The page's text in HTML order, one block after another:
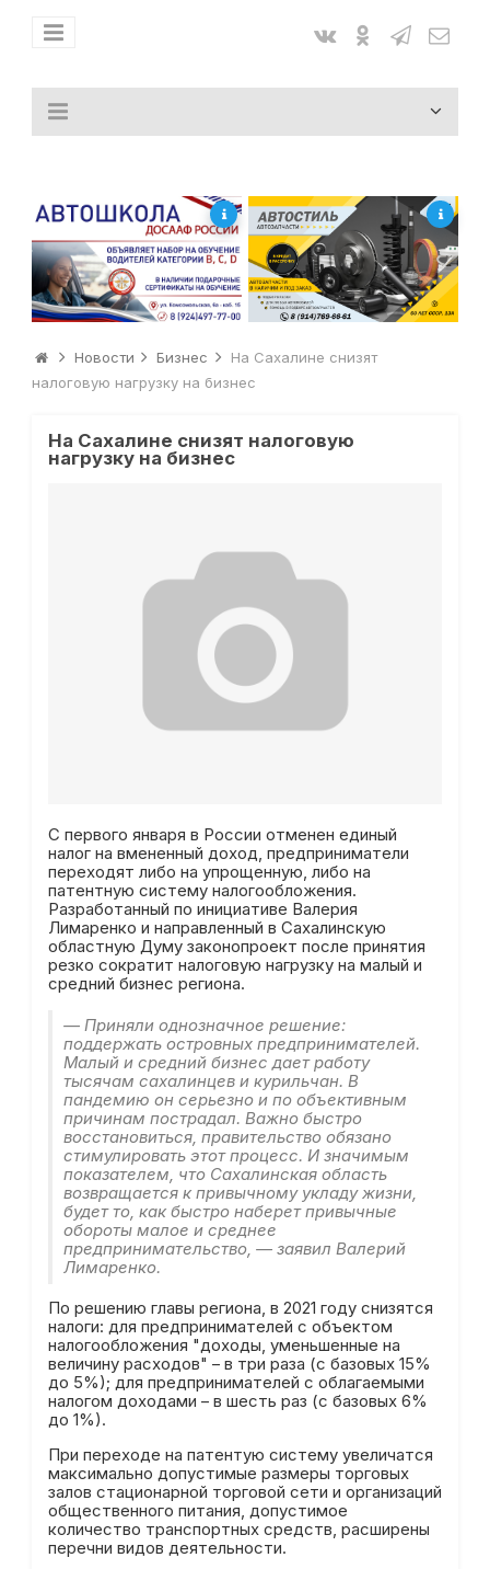
Новости Бизнес
На Сахалине снизят
налоговую нагрузку на бизнес
На Сахалине снизят налоговую
нагрузку на бизнес
С первого января в России отменен единый
налог на вмененный доход, предприниматели
переходят либо на упрощенную, либо на
патентную систему налогообложения.
Разработанный по инициативе Валерия
Лимаренко и направленный в Сахалинскую
областную Думу законопроект после принятия
резко сократит налоговую нагрузку на малый и
средний бизнес региона.
— Приняли однозначное решение:
поддержать островных предпринимателей.
Малый и средний бизнес дает работу
тысячам сахалинцев и курильчан. В
пандемию он серьезно и по объективным
причинам пострадал. Важно быстро
восстановиться, правительство обязано
стимулировать этот процесс. И значимым
показателем, что Сахалинская область
возвращается к привычному укладу жизни,
будет то, как быстро наберет привычные
обороты малое и среднее
предпринимательство, — заявил Валерий
Лимаренко.
По решению главы региона, в 2021 году снизятся
налоги: для предпринимателей с объектом
налогообложения "доходы, уменьшенные на
величину расходов" – в три раза (с базовых 15%
до 5%); для предпринимателей с облагаемыми
налогом доходами – в шесть раз (с базовых 6%
до 1%).
При переходе на патентую систему увеличатся
максимально допустимые размеры торговых
залов стационарной торговой сети и организаций
общественного питания, допустимое
количество транспортных средств, расширены
перечни видов деятельности.